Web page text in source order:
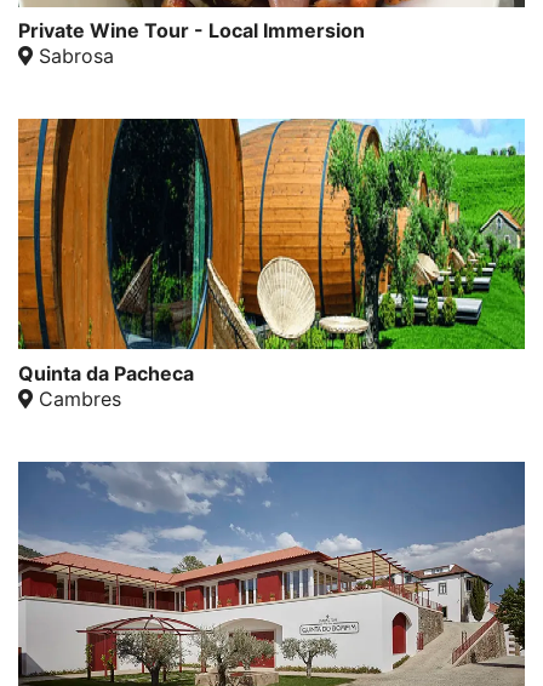
Private Wine Tour - Local Immersion
Sabrosa
Quinta da Pacheca
Cambres